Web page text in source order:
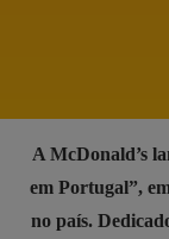
A McDonald’s
em Portugal”,
no país.